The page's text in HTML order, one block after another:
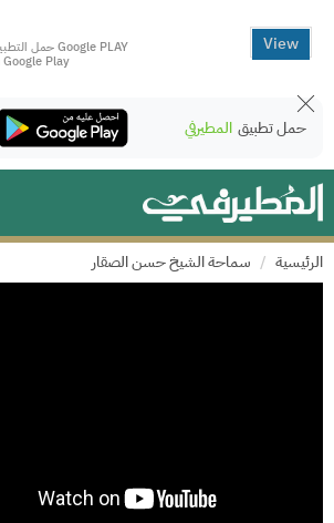
حمل التطبيق من متجر Google PLAY
Google Play
View
حمل تطبيق المطيرفي
الرئيسية سماحة الشيخ حسن الصقار